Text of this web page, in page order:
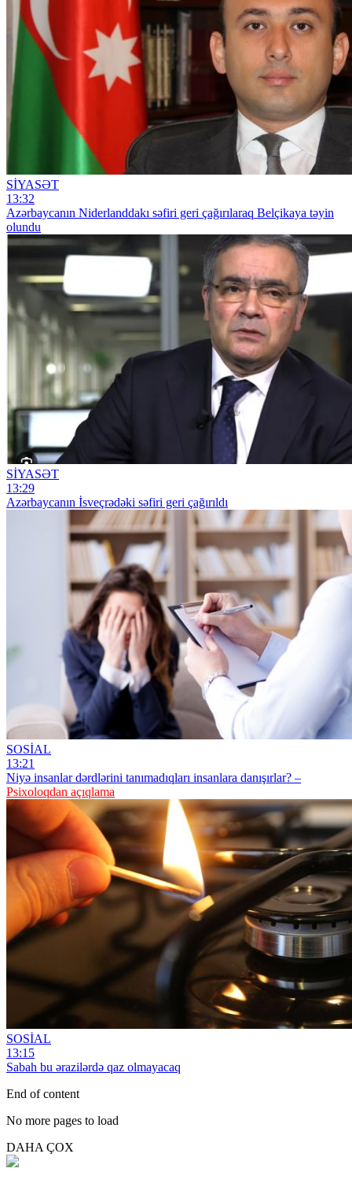
SİYASƏT
13:32
Azərbaycanın Niderlanddakı səfiri geri çağırılaraq Belçikaya təyin
olundu
SİYASƏT
13:29
Azərbaycanın İsveçrədəki səfiri geri çağırıldı
SOSİAL
13:21
Niyə insanlar dərdlərini tanımadıqları insanlara danışırlar? –
Psixoloqdan açıqlama
SOSİAL
13:15
Sabah bu ərazilərdə qaz olmayacaq
End of content
No more pages to load
DAHA ÇOX